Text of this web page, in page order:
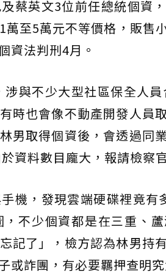
蔡英文3位前任總統個資
至5萬元不等價格，販售
資法判刑4月。
與不少大型社區保全人
時也會像不動產開發人員
男取得個資後，會透過同
資料數目龐大，報請檢察
機，發現雲端硬碟裡竟有
不少個資都是在三重、
記了」，檢方認為林男持
或詐團，有必要羈押查明究